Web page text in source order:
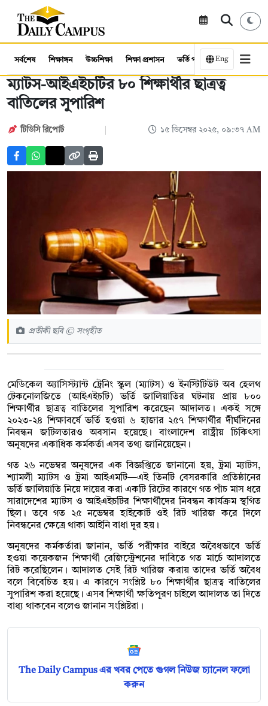
সর্বশেষ শিক্ষাঙ্গন উচ্চশিক্ষা শিক্ষা প্রশাসন ভর্তি পরীক্ষা কর্মসংস্থান
Eng
ম্যাটস-আইএইচটির ৮০ শিক্ষার্থীর ছাত্রত্ব
বাতিলের সুপারিশ
টিডিসি রিপোর্ট ১৫ ডিসেম্বর ২০২৫, ০৯:৩৭ AM
প্রতীকী ছবি © সংগৃহীত
মেডিকেল অ্যাসিস্ট্যান্ট ট্রেনিং স্কুল (ম্যাটস) ও ইনস্টিটিউট অব হেলথ
টেকনোলজিতে (আইএইচটি) ভর্তি জালিয়াতির ঘটনায় প্রায় ৮০০
শিক্ষার্থীর ছাত্রত্ব বাতিলের সুপারিশ করেছেন আদালত। একই সঙ্গে
২০২৩-২৪ শিক্ষাবর্ষে ভর্তি হওয়া ৬ হাজার ২৫৭ শিক্ষার্থীর দীর্ঘদিনের
নিবন্ধন জটিলতারও অবসান হয়েছে। বাংলাদেশ রাষ্ট্রীয় চিকিৎসা
অনুষদের একাধিক কর্মকর্তা এসব তথ্য জানিয়েছেন।
গত ২৬ নভেম্বর অনুষদের এক বিজ্ঞপ্তিতে জানানো হয়, ট্রমা ম্যাটস,
শ্যামলী ম্যাটস ও ট্রমা আইএমটি—এই তিনটি বেসরকারি প্রতিষ্ঠানের
ভর্তি জালিয়াতি নিয়ে দায়ের করা একটি রিটের কারণে গত পাঁচ মাস ধরে
সারাদেশের ম্যাটস ও আইএইচটির শিক্ষার্থীদের নিবন্ধন কার্যক্রম স্থগিত
ছিল। তবে গত ২৫ নভেম্বর হাইকোর্ট ওই রিট খারিজ করে দিলে
নিবন্ধনের ক্ষেত্রে থাকা আইনি বাধা দূর হয়।
অনুষদের কর্মকর্তারা জানান, ভর্তি পরীক্ষার বাইরে অবৈধভাবে ভর্তি
হওয়া কয়েকজন শিক্ষার্থী রেজিস্ট্রেশনের দাবিতে গত মার্চে আদালতে
রিট করেছিলেন। আদালত সেই রিট খারিজ করায় তাদের ভর্তি অবৈধ
বলে বিবেচিত হয়। এ কারণে সংশ্লিষ্ট ৮০ শিক্ষার্থীর ছাত্রত্ব বাতিলের
সুপারিশ করা হয়েছে। এসব শিক্ষার্থী ক্ষতিপূরণ চাইলে আদালত তা দিতে
বাধ্য থাকবেন বলেও জানান সংশ্লিষ্টরা।
The Daily Campus এর খবর পেতে গুগল নিউজ চ্যানেল ফলো
করুন